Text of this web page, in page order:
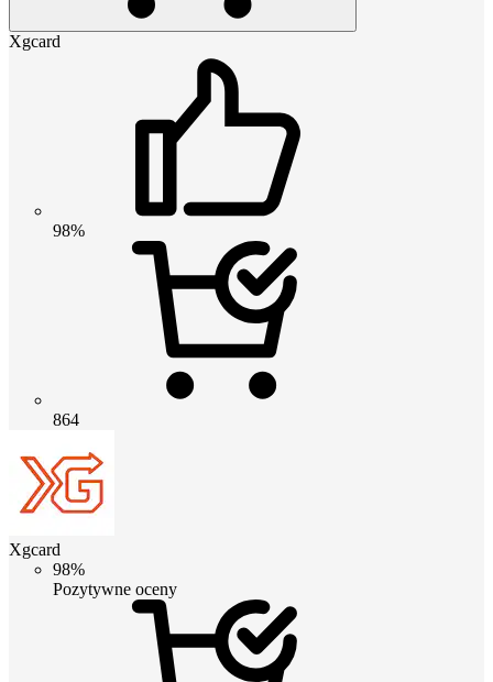
Xgcard
98%
864
Xgcard
98%
Pozytywne oceny